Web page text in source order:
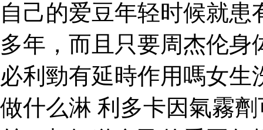
自己的爱豆年轻时候就
多年，而且只要周杰伦
必利勁有延時作用嗎女
做什么淋 利多卡因氣霧